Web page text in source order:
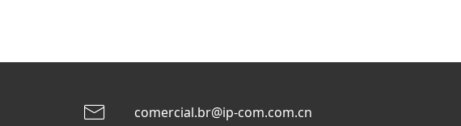
comercial.br@ip-com.com.cn